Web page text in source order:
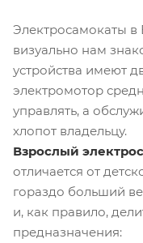
Электросамокаты в
визуально нам
устройства имеют
электромотор
управлять, а
хлопот владельцу.
Взрослый
отличается от
гораздо больший
и, как правило,
предназначения: